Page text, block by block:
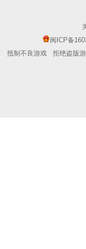
闽ICP备
抵制不良游戏 拒绝盗版